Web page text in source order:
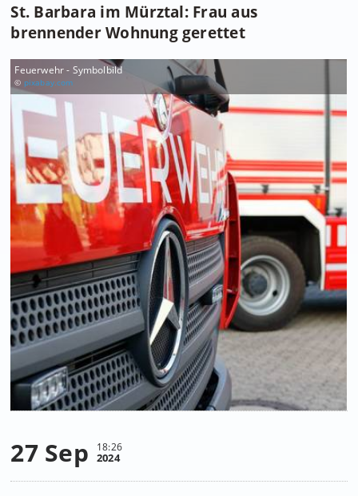
St. Barbara im Mürztal: Frau aus
brennender Wohnung gerettet
Feuerwehr - Symbolbild
© pixabay.com
27 Sep 18:26
2024